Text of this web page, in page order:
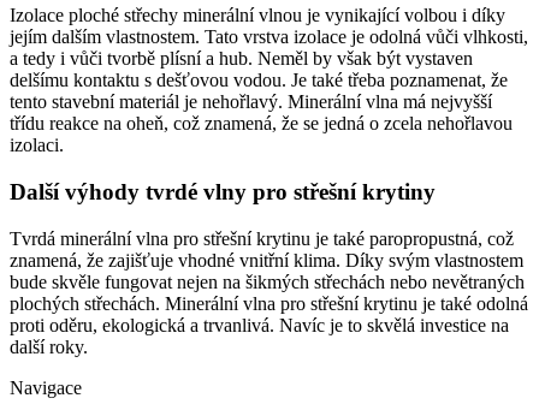
Izolace ploché střechy minerální vlnou je vynikající volbou i díky
jejím dalším vlastnostem. Tato vrstva izolace je odolná vůči vlhkosti,
a tedy i vůči tvorbě plísní a hub. Neměl by však být vystaven
delšímu kontaktu s dešťovou vodou. Je také třeba poznamenat, že
tento stavební materiál je nehořlavý. Minerální vlna má nejvyšší
třídu reakce na oheň, což znamená, že se jedná o zcela nehořlavou
izolaci.
Další výhody tvrdé vlny pro střešní krytiny
Tvrdá minerální vlna pro střešní krytinu je také paropropustná, což
znamená, že zajišťuje vhodné vnitřní klima. Díky svým vlastnostem
bude skvěle fungovat nejen na šikmých střechách nebo nevětraných
plochých střechách. Minerální vlna pro střešní krytinu je také odolná
proti oděru, ekologická a trvanlivá. Navíc je to skvělá investice na
další roky.
Navigace